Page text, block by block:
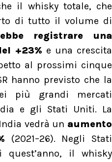
il whisky totale, che
di tutto il volume di
registrare una
+23% e una crescita
al prossimi cinque
hanno previsto che la
più grandi mercati
e gli Stati Uniti. La
vedrà un aumento
(2021–26). Negli Stati
il whisky